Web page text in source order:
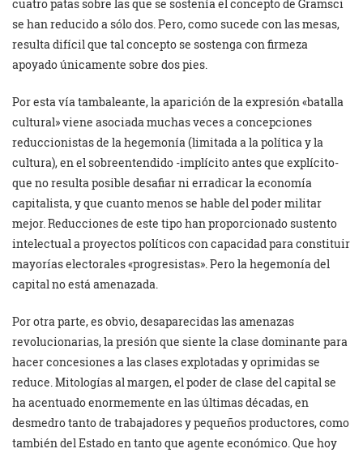
cuatro patas sobre las que se sostenía el concepto de Gramsci
se han reducido a sólo dos. Pero, como sucede con las mesas,
resulta difícil que tal concepto se sostenga con firmeza
apoyado únicamente sobre dos pies.
Por esta vía tambaleante, la aparición de la expresión «batalla
cultural» viene asociada muchas veces a concepciones
reduccionistas de la hegemonía (limitada a la política y la
cultura), en el sobreentendido -implícito antes que explícito-
que no resulta posible desafiar ni erradicar la economía
capitalista, y que cuanto menos se hable del poder militar
mejor. Reducciones de este tipo han proporcionado sustento
intelectual a proyectos políticos con capacidad para constituir
mayorías electorales «progresistas». Pero la hegemonía del
capital no está amenazada.
Por otra parte, es obvio, desaparecidas las amenazas
revolucionarias, la presión que siente la clase dominante para
hacer concesiones a las clases explotadas y oprimidas se
reduce. Mitologías al margen, el poder de clase del capital se
ha acentuado enormemente en las últimas décadas, en
desmedro tanto de trabajadores y pequeños productores, como
también del Estado en tanto que agente económico. Que hoy